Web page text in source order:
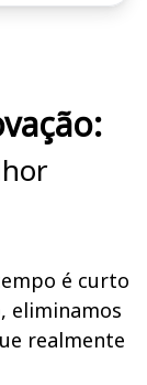
é curto
eliminamos
realmente